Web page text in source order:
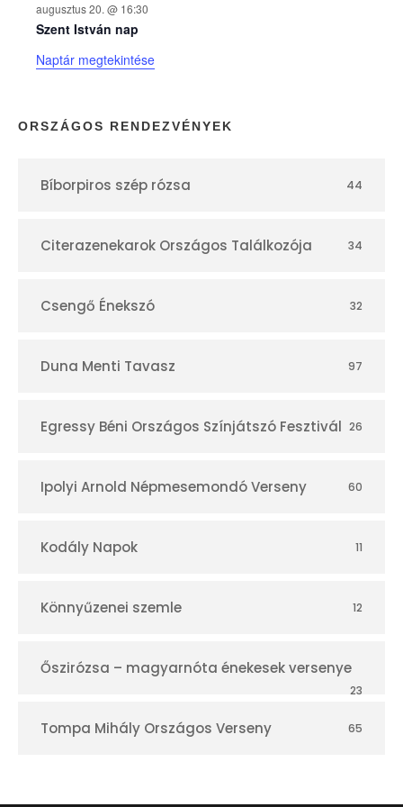
n
a
p
r
augusztus 20. @ 16:30
Szent István nap
Naptár megtekintése
ORSZÁGOS RENDEZVÉNYEK
Bíborpiros szép rózsa 44
Citerazenekarok Országos Találkozója 34
Csengő Énekszó 32
Duna Menti Tavasz 97
Egressy Béni Országos Színjátszó Fesztivál 26
Ipolyi Arnold Népmesemondó Verseny 60
Kodály Napok 11
Könnyűzenei szemle 12
Őszirózsa – magyarnóta énekesek versenye
23
Tompa Mihály Országos Verseny 65